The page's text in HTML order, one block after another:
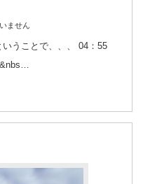
ません
いうことで、、、 04：55